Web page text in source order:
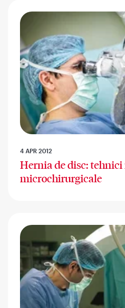
4 APR 2012
Hernia de disc:
microchirurgicale